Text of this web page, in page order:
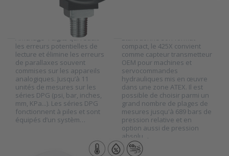
Les manomètres digitaux
séries DPG-W offrent une
grande précision (1% de la
PE) pour un prix raisonable.
Affichage 4 digits qui réduit
les erreurs potentielles de
lecture et élimine les erreurs
de parallaxes souvent
commises sur les appareils
analogiques. Jusqu’à 11
unités de mesures sur les
séries DPG (psi, bar, inches,
mm, KPa...). Les séries DPG
fonctionnent à piles et sont
équipés d’un systèm…
Étant donné son format
compact, le 425X convient
comme capteur transmetteur
OEM pour machines et
servocommandes
hydrauliques mis en œuvre
dans une zone ATEX. Il est
possible de choisir parmi un
grand nombre de plages de
mesures jusqu'à 689 bars de
pression relative et en
option aussi de pression
absolu…